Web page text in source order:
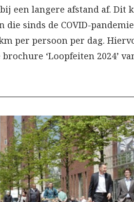
een langere afstand af.
sinds de COVID-
per persoon per dag.
‘Loopfeiten 2024’